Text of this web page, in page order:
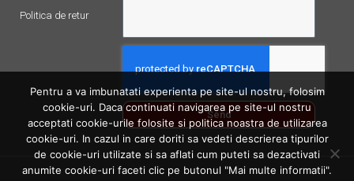
Politica de retur
Send
Pentru a va imbunatati experienta pe site-ul nostru, folosim
cookie-uri. Daca continuati navigarea pe site-ul nostru
acceptati cookie-urile folosite si politica noastra de utilizarea
cookie-uri. In cazul in care doriti sa vedeti descrierea tipurilor
de cookie-uri utilizate si sa aflati cum puteti sa dezactivati
anumite cookie-uri faceti clic pe butonul "Mai multe informatii".